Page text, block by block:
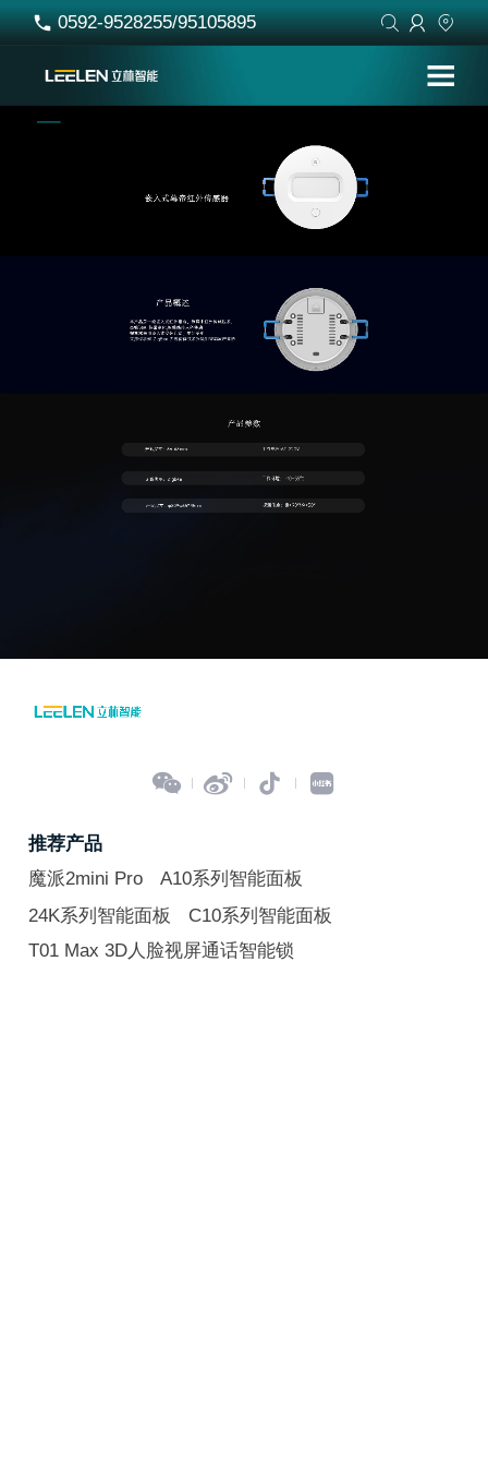
 0592-9528255/95105895   
   
推荐产品
魔派2mini Pro
A10系列智能面板
24K系列智能面板
C10系列智能面板
T01 Max 3D人脸视屏通话智能锁